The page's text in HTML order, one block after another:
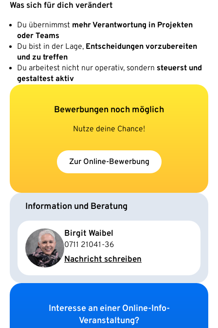
Was sich für dich verändert
Du übernimmst mehr Verantwortung in Projekten
oder Teams
Du bist in der Lage, Entscheidungen vorzubereiten
und zu treffen
Du arbeitest nicht nur operativ, sondern steuerst und
gestaltest aktiv
Bewerbungen noch möglich
Nutze deine Chance!
Zur Online-Bewerbung
Information und Beratung
Birgit Waibel
0711 21041-36
Nachricht schreiben
Interesse an einer Online-Info-
Veranstaltung?